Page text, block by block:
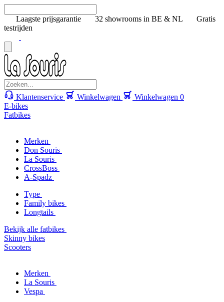
Laagste prijsgarantie 32 showrooms in BE & NL
Gratis
testrijden
Klantenservice Winkelwagen Winkelwagen 0
E-bikes
Fatbikes
Merken
Don Souris
La Souris
CrossBoss
A-Spadz
Type
Family bikes
Longtails
Bekijk alle fatbikes
Skinny bikes
Scooters
Merken
La Souris
Vespa